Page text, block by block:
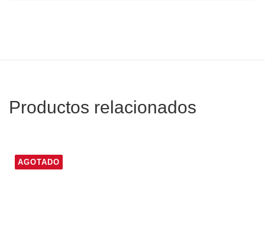
Productos relacionados
AGOTADO